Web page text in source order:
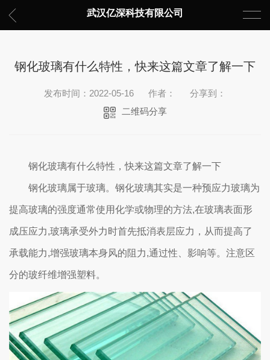
武汉亿深科技有限公司
钢化玻璃有什么特性，快来这篇文章了解一下
发布时间：2022-05-16 作者：
分享到：
二维码分享
钢化玻璃有什么特性，快来这篇文章了解一下
钢化玻璃属于玻璃。钢化玻璃其实是一种预应力玻璃为
提高玻璃的强度通常使用化学或物理的方法,在玻璃表面形
成压应力,玻璃承受外力时首先抵消表层应力，从而提高了
承载能力,增强玻璃本身风的阻力,通过性、影响等。注意区
分的玻纤维增强塑料。